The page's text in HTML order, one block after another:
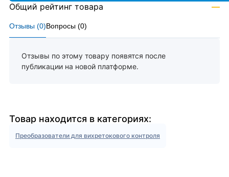
Отзывы (0)Вопросы (0)
Отзывы по этому товару появятся после
публикации на новой платформе.
Общий рейтинг товара —
Товар находится в категориях:
Преобразователи для вихретокового контроля